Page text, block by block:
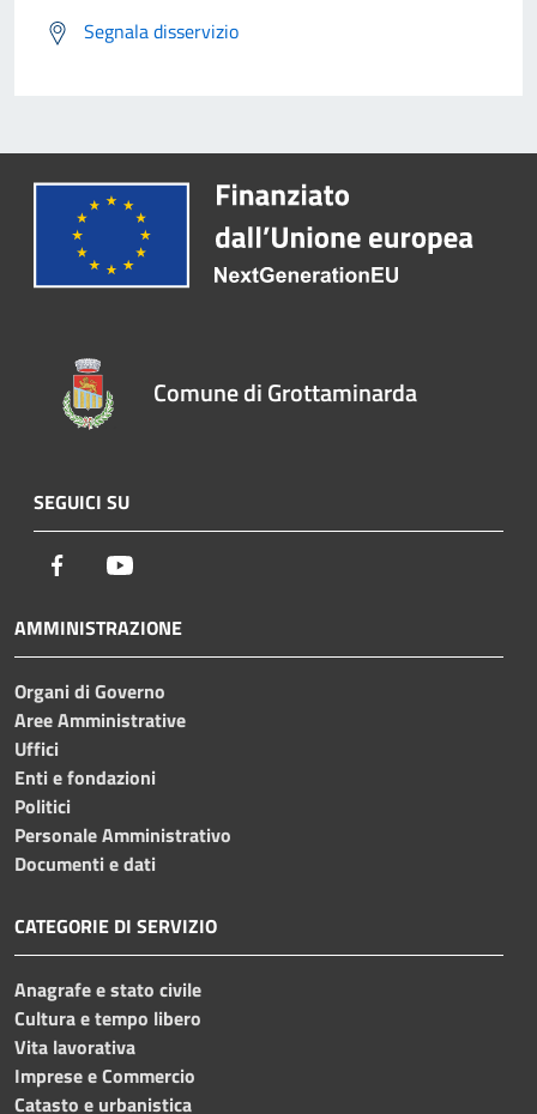
Segnala disservizio
Comune di Grottaminarda
SEGUICI SU
Facebook
AMMINISTRAZIONE
Organi di Governo
Aree Amministrative
Uffici
Enti e fondazioni
Politici
Personale Amministrativo
Documenti e dati
CATEGORIE DI SERVIZIO
Anagrafe e stato civile
Cultura e tempo libero
Vita lavorativa
Imprese e Commercio
Catasto e urbanistica